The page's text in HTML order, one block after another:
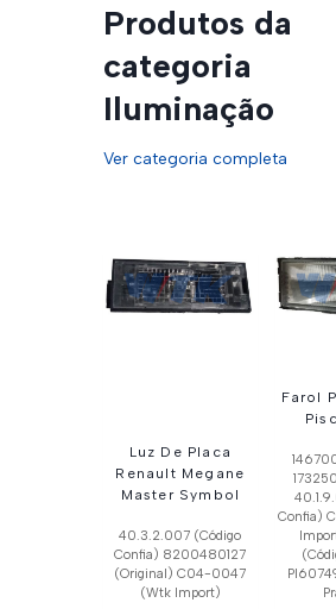
Produtos da
categoria
Iluminação
Ver categoria completa
Luz De Placa
Renault Megane
Master Symbol
40.3.2.007 (Código
Confia) 8200480127
(Original) C04-0047
(Wtk Import)
Farol
Confia)